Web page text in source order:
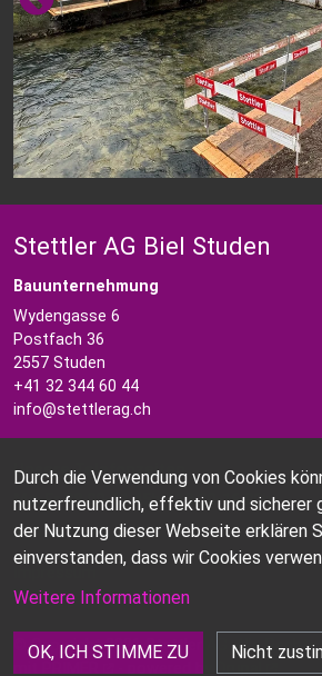
Stettler AG Biel Studen
Bauunternehmung
Wydengasse 6
Postfach 36
2557 Studen
+41 32 344 60 44
info@stettlerag.ch
Unsere Telefonzeiten
Mo-Fr 08.00-11.45h / 13.30-16.00h
Kontakt
©Copyright 2021 Stettler AG. Alle Rechte
Drupal .
Durch die Verwendung von Cookies
nutzerfreundlich, effektiv und sicherer
der Nutzung dieser Webseite erklären
einverstanden, dass wir Cookies
Weitere Informationen
OK, ICH STIMME ZU Nicht